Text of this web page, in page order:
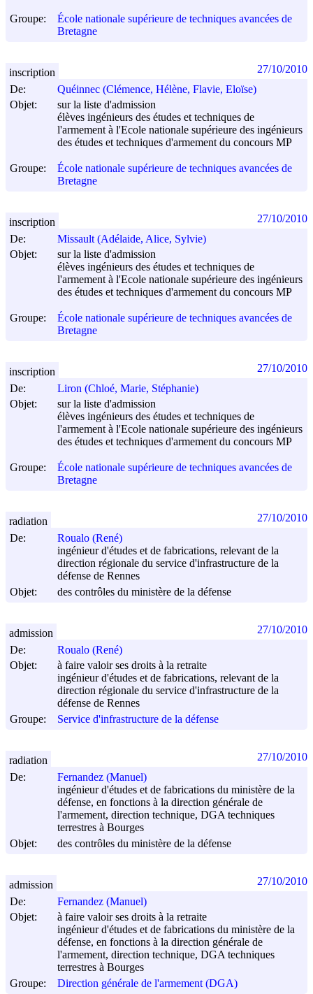
Groupe:
École nationale supérieure de techniques avancées de
Bretagne
De:
Quéinnec (Clémence, Hélène, Flavie, Eloïse)
Objet:
sur la liste d'admission
élèves ingénieurs des études et techniques de
l'armement à l'Ecole nationale supérieure des ingénieurs
des études et techniques d'armement du concours MP
Groupe:
École nationale supérieure de techniques avancées de
Bretagne
inscription 27/10/2010
De:
Missault (Adélaide, Alice, Sylvie)
Objet:
sur la liste d'admission
élèves ingénieurs des études et techniques de
l'armement à l'Ecole nationale supérieure des ingénieurs
des études et techniques d'armement du concours MP
Groupe:
École nationale supérieure de techniques avancées de
Bretagne
inscription 27/10/2010
De:
Liron (Chloé, Marie, Stéphanie)
Objet:
sur la liste d'admission
élèves ingénieurs des études et techniques de
l'armement à l'Ecole nationale supérieure des ingénieurs
des études et techniques d'armement du concours MP
Groupe:
École nationale supérieure de techniques avancées de
Bretagne
inscription 27/10/2010
De:
Roualo (René)
ingénieur d'études et de fabrications, relevant de la
direction régionale du service d'infrastructure de la
défense de Rennes
Objet:
des contrôles du ministère de la défense
radiation 27/10/2010
De:
Roualo (René)
Objet:
à faire valoir ses droits à la retraite
ingénieur d'études et de fabrications, relevant de la
direction régionale du service d'infrastructure de la
défense de Rennes
Groupe:
Service d'infrastructure de la défense
admission 27/10/2010
De:
Fernandez (Manuel)
ingénieur d'études et de fabrications du ministère de la
défense, en fonctions à la direction générale de
l'armement, direction technique, DGA techniques
terrestres à Bourges
Objet:
des contrôles du ministère de la défense
radiation 27/10/2010
De:
Fernandez (Manuel)
Objet:
à faire valoir ses droits à la retraite
ingénieur d'études et de fabrications du ministère de la
défense, en fonctions à la direction générale de
l'armement, direction technique, DGA techniques
terrestres à Bourges
Groupe:
Direction générale de l'armement (DGA)
admission 27/10/2010